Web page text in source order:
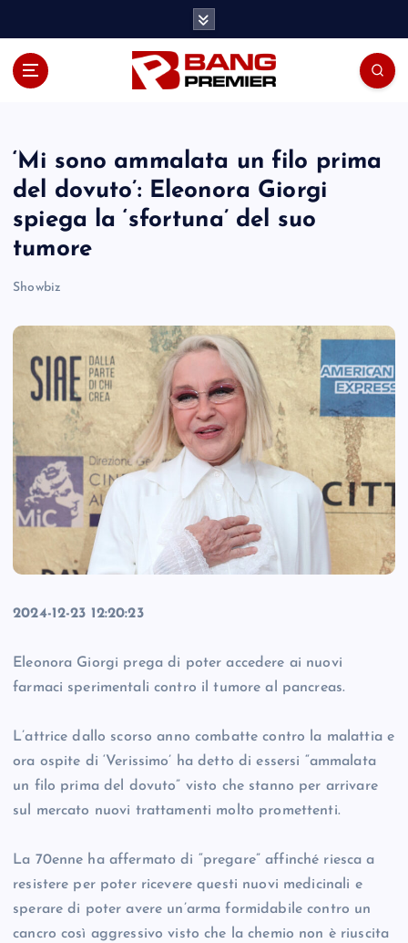
‘Mi sono ammalata un filo prima
del dovuto’: Eleonora Giorgi
spiega la ‘sfortuna’ del suo
tumore
Showbiz
2024-12-23 12:20:23
Eleonora Giorgi prega di poter accedere ai nuovi
farmaci sperimentali contro il tumore al pancreas.
L’attrice dallo scorso anno combatte contro la malattia e
ora ospite di ‘Verissimo’ ha detto di essersi “ammalata
un filo prima del dovuto” visto che stanno per arrivare
sul mercato nuovi trattamenti molto promettenti.
La 70enne ha affermato di “pregare” affinché riesca a
resistere per poter ricevere questi nuovi medicinali e
sperare di poter avere un’arma formidabile contro un
cancro così aggressivo visto che la chemio non è riuscita